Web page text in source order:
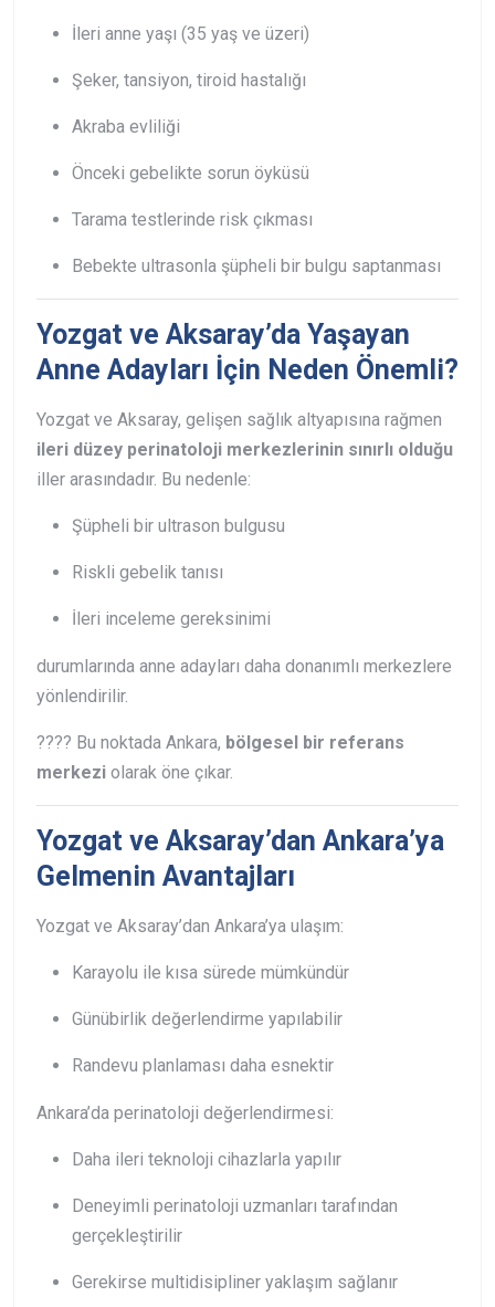
İleri anne yaşı (35 yaş ve üzeri)
Şeker, tansiyon, tiroid hastalığı
Akraba evliliği
Önceki gebelikte sorun öyküsü
Tarama testlerinde risk çıkması
Bebekte ultrasonla şüpheli bir bulgu saptanması
Yozgat ve Aksaray’da Yaşayan
Anne Adayları İçin Neden Önemli?
Yozgat ve Aksaray, gelişen sağlık altyapısına rağmen
ileri düzey perinatoloji merkezlerinin sınırlı olduğu
iller arasındadır. Bu nedenle:
Şüpheli bir ultrason bulgusu
Riskli gebelik tanısı
İleri inceleme gereksinimi
durumlarında anne adayları daha donanımlı merkezlere
yönlendirilir.
???? Bu noktada Ankara, bölgesel bir referans
merkezi olarak öne çıkar.
Yozgat ve Aksaray’dan Ankara’ya
Gelmenin Avantajları
Yozgat ve Aksaray’dan Ankara’ya ulaşım:
Karayolu ile kısa sürede mümkündür
Günübirlik değerlendirme yapılabilir
Randevu planlaması daha esnektir
Ankara’da perinatoloji değerlendirmesi:
Daha ileri teknoloji cihazlarla yapılır
Deneyimli perinatoloji uzmanları tarafından
gerçekleştirilir
Gerekirse multidisipliner yaklaşım sağlanır